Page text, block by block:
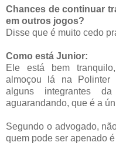
Chances de continuar
em outros jogos?
Disse que é muito cedo
Como está Junior:
Ele está bem
almoçou lá na Polinter
alguns integrantes
aguarandando, que é a
Segundo o advogado,
quem pode ser apenado